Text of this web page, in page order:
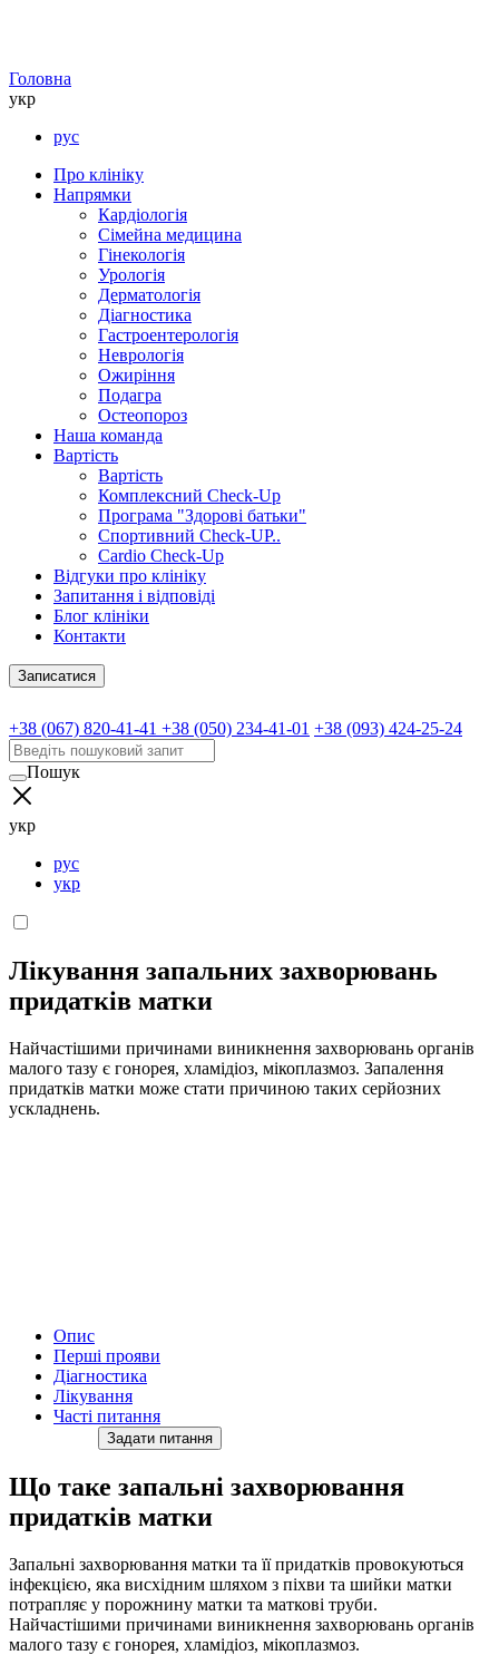
Головна
укр
рус
Про клініку
Напрямки
Кардіологія
Сімейна медицина
Гінекологія
Урологія
Дерматологія
Діагностика
Гастроентерологія
Неврологія
Ожиріння
Подагра
Остеопороз
Наша команда
Вартість
Вартість
Комплексний Check-Up
Програма "Здорові батьки"
Спортивний Check-UP..
Cardio Check-Up
Відгуки про клініку
Запитання і відповіді
Блог клініки
Контакти
Записатися
+38 (067) 820-41-41 +38 (050) 234-41-01 +38 (093) 424-25-24
Пошук
укр
рус
укр
Лікування запальних захворювань
придатків матки
Найчастішими причинами виникнення захворювань органів
малого тазу є гонорея, хламідіоз, мікоплазмоз. Запалення
придатків матки може стати причиною таких серйозних
ускладнень.
Опис
Перші прояви
Діагностика
Лікування
Часті питання
Задати питання
Що таке запальні захворювання
придатків матки
Запальні захворювання матки та її придатків провокуються
інфекцією, яка висхідним шляхом з піхви та шийки матки
потрапляє у порожнину матки та маткові труби.
Найчастішими причинами виникнення захворювань органів
малого тазу є гонорея, хламідіоз, мікоплазмоз.